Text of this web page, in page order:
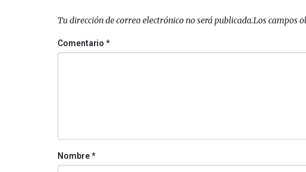
Tu dirección de correo electrónico no será publicada.Los campos
Comentario*
Nombre*